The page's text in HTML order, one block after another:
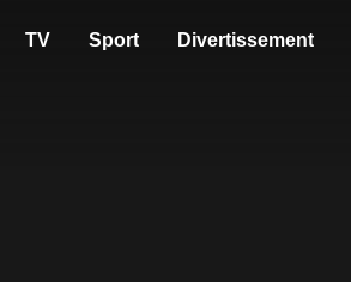
TV Sport Divertissement